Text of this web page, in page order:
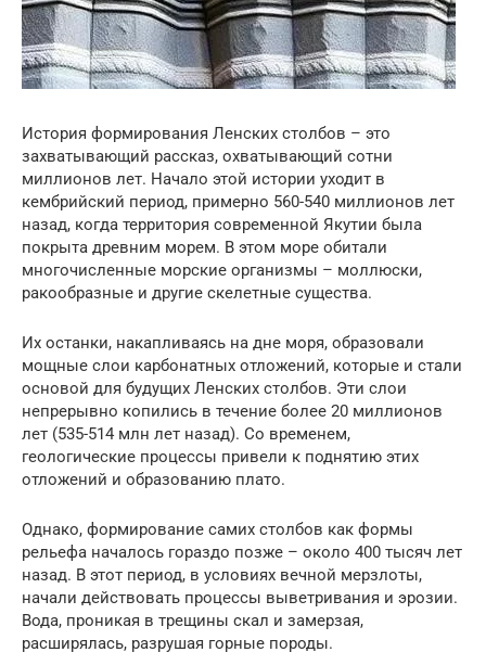
История формирования Ленских столбов – это
захватывающий рассказ, охватывающий сотни
миллионов лет. Начало этой истории уходит в
кембрийский период, примерно 560-540 миллионов лет
назад, когда территория современной Якутии была
покрыта древним морем. В этом море обитали
многочисленные морские организмы – моллюски,
ракообразные и другие скелетные существа.
Их останки, накапливаясь на дне моря, образовали
мощные слои карбонатных отложений, которые и стали
основой для будущих Ленских столбов. Эти слои
непрерывно копились в течение более 20 миллионов
лет (535-514 млн лет назад). Со временем,
геологические процессы привели к поднятию этих
отложений и образованию плато.
Однако, формирование самих столбов как формы
рельефа началось гораздо позже – около 400 тысяч лет
назад. В этот период, в условиях вечной мерзлоты,
начали действовать процессы выветривания и эрозии.
Вода, проникая в трещины скал и замерзая,
расширялась, разрушая горные породы.